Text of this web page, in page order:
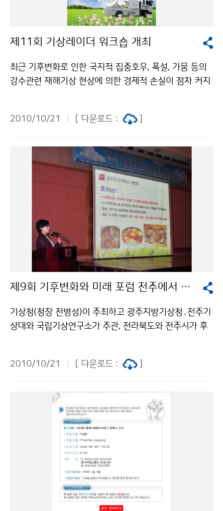
제11회 기상레이더 워크숍 개최
최근 기후변화로 인한 국지적 집중호우, 폭설, 가뭄 등의
강수관련 재해기상 현상에 의한 경제적 손실이 점차 커지
일~22일 대구에서 ‘제11회 기상레이더 워크숍’과 ‘제4회
숍은 국내 전문가 뿐만아니라 미국, 중국, 일본, 러시아 등
국외 전문가들이 참가하여 기술 교류의 시간이 될 전망이
다. 기상레이더 워크숍은 마이클 비거스태프 교수(미국 오
클라호마대학교)의 ´이중편파레이더를 이용한 강수 추
정‘에 대한 초청강연을 시작으로 국내 각 기관(기상청, 국
토해양부, 공군, 대학교 등)의 국내외 레이더 전문가가 참
가하여 레이더 하드웨어 기술, 레이더 자료 분석 및 활용
기술 등 30여 편의 연구결과가 발표된다. 기상조절 국제
워크숍은 롤로프 브린체스 박사(미국 국립대기연구센터)
시작으로 데인리안 바그라트 박사(러시아 기상청), 마사
국 기상과학아카데미) 등 11명의 국외 기상조절 전문가
가 참가하며 20여 편의 국내·외 기상조절 및 구름물리에
토해양부, 공군 등 여러 기관에서 운영하고 있는 국내 기
본 ‘기상레이더 워크숍’은 국내 기상레이더의 현재와 미래
에 대한 종합적인 기술교류의 장이 될 것이다. ‘기상조절
국제워크숍’은 다수의 국외전문가들이 참가하여 국내 기
상조절 기술에 대한 토의와 향후 발전방향에 대해 논의할
것이다. 이번 공동 워크숍은 관계, 학계, 산업계 등의 기상
레이더, 기상조절, 구름물리 관련 전문가 간의 정보 공유
를 통해 구름의 생성, 소멸, 탐지 등의 수문기상 분야의 종
합적 발전 방향에 대한 토론 및 전문인력 양성의 장이 될
2010/10/21 [ 다운로드 :
제9회 기후변화와 미래 포럼 전주에서 열려
기상청(청장 전병성)이 주최하고 광주지방기상청․전주기
상대와 국립기상연구소가 주관, 전라북도와 전주시가 후
변화와 음식문화’를 주제로 개최되는 이번 포럼은 전라북
론과 인식을 함께하는 소통의 장을 마련하기 위한 것으로
써, 산업계․학계․정부기관․언론계․NGO 등 사회 각계․
각층의 인사 100여명이 참석하였다. 포럼은 서거석 전북
대학교 총장이 의장을 맡고, 전병성 기상청장의 환영사,
정헌율 전라북도 행정부지사와 조지훈 전주시의회 의장
이 축사를 했다. 이어 박정규 기상청 기후과학국장이 ‘기
후변화의 오해와 진실’이란 주제로 기후변화와 지구온난
화에 대한 정확한 이해를 바탕으로 기후변화에 대비해야
함을 강조했다. 이영은 원광대학교 교수는 ‘기후변화적응
2010/10/21 [ 다운로드 :